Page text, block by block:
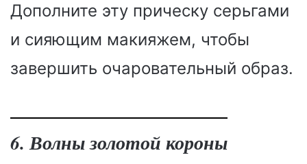
Дополните эту прическу серьгами
и сияющим макияжем, чтобы
завершить очаровательный образ.
6. Волны золотой короны